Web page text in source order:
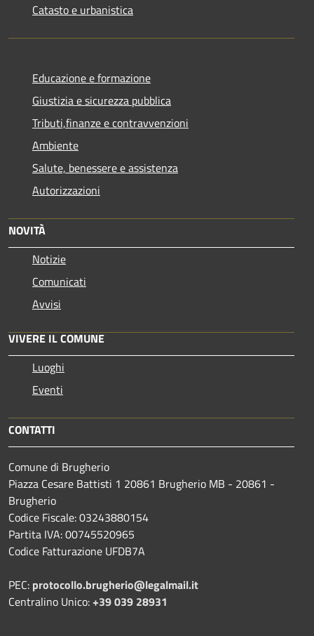
Catasto e urbanistica
Educazione e formazione
Giustizia e sicurezza pubblica
Tributi,finanze e contravvenzioni
Ambiente
Salute, benessere e assistenza
Autorizzazioni
NOVITÀ
Notizie
Comunicati
Avvisi
VIVERE IL COMUNE
Luoghi
Eventi
CONTATTI
Comune di Brugherio
Piazza Cesare Battisti 1 20861 Brugherio MB - 20861 -
Brugherio
Codice Fiscale: 03243880154
Partita IVA: 00745520965
Codice Fatturazione UFDB7A
PEC: protocollo.brugherio@legalmail.it
Centralino Unico:+39 039 28931